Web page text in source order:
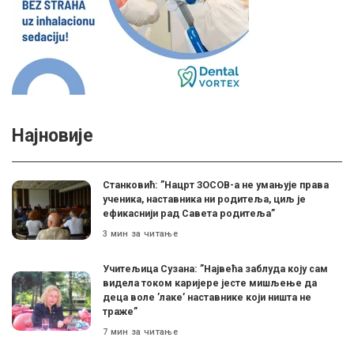
Најновије
Станковић: ”Нацрт ЗОСОВ-а не умањује права
ученика, наставника ни родитеља, циљ је
ефикаснији рад Савета родитеља”
3 мин за читање
Учитељица Сузана: ”Највећа заблуда коју сам
видела током каријере јесте мишљење да
деца воле ’лаке’ наставнике који ништа не
траже”
7 мин за читање